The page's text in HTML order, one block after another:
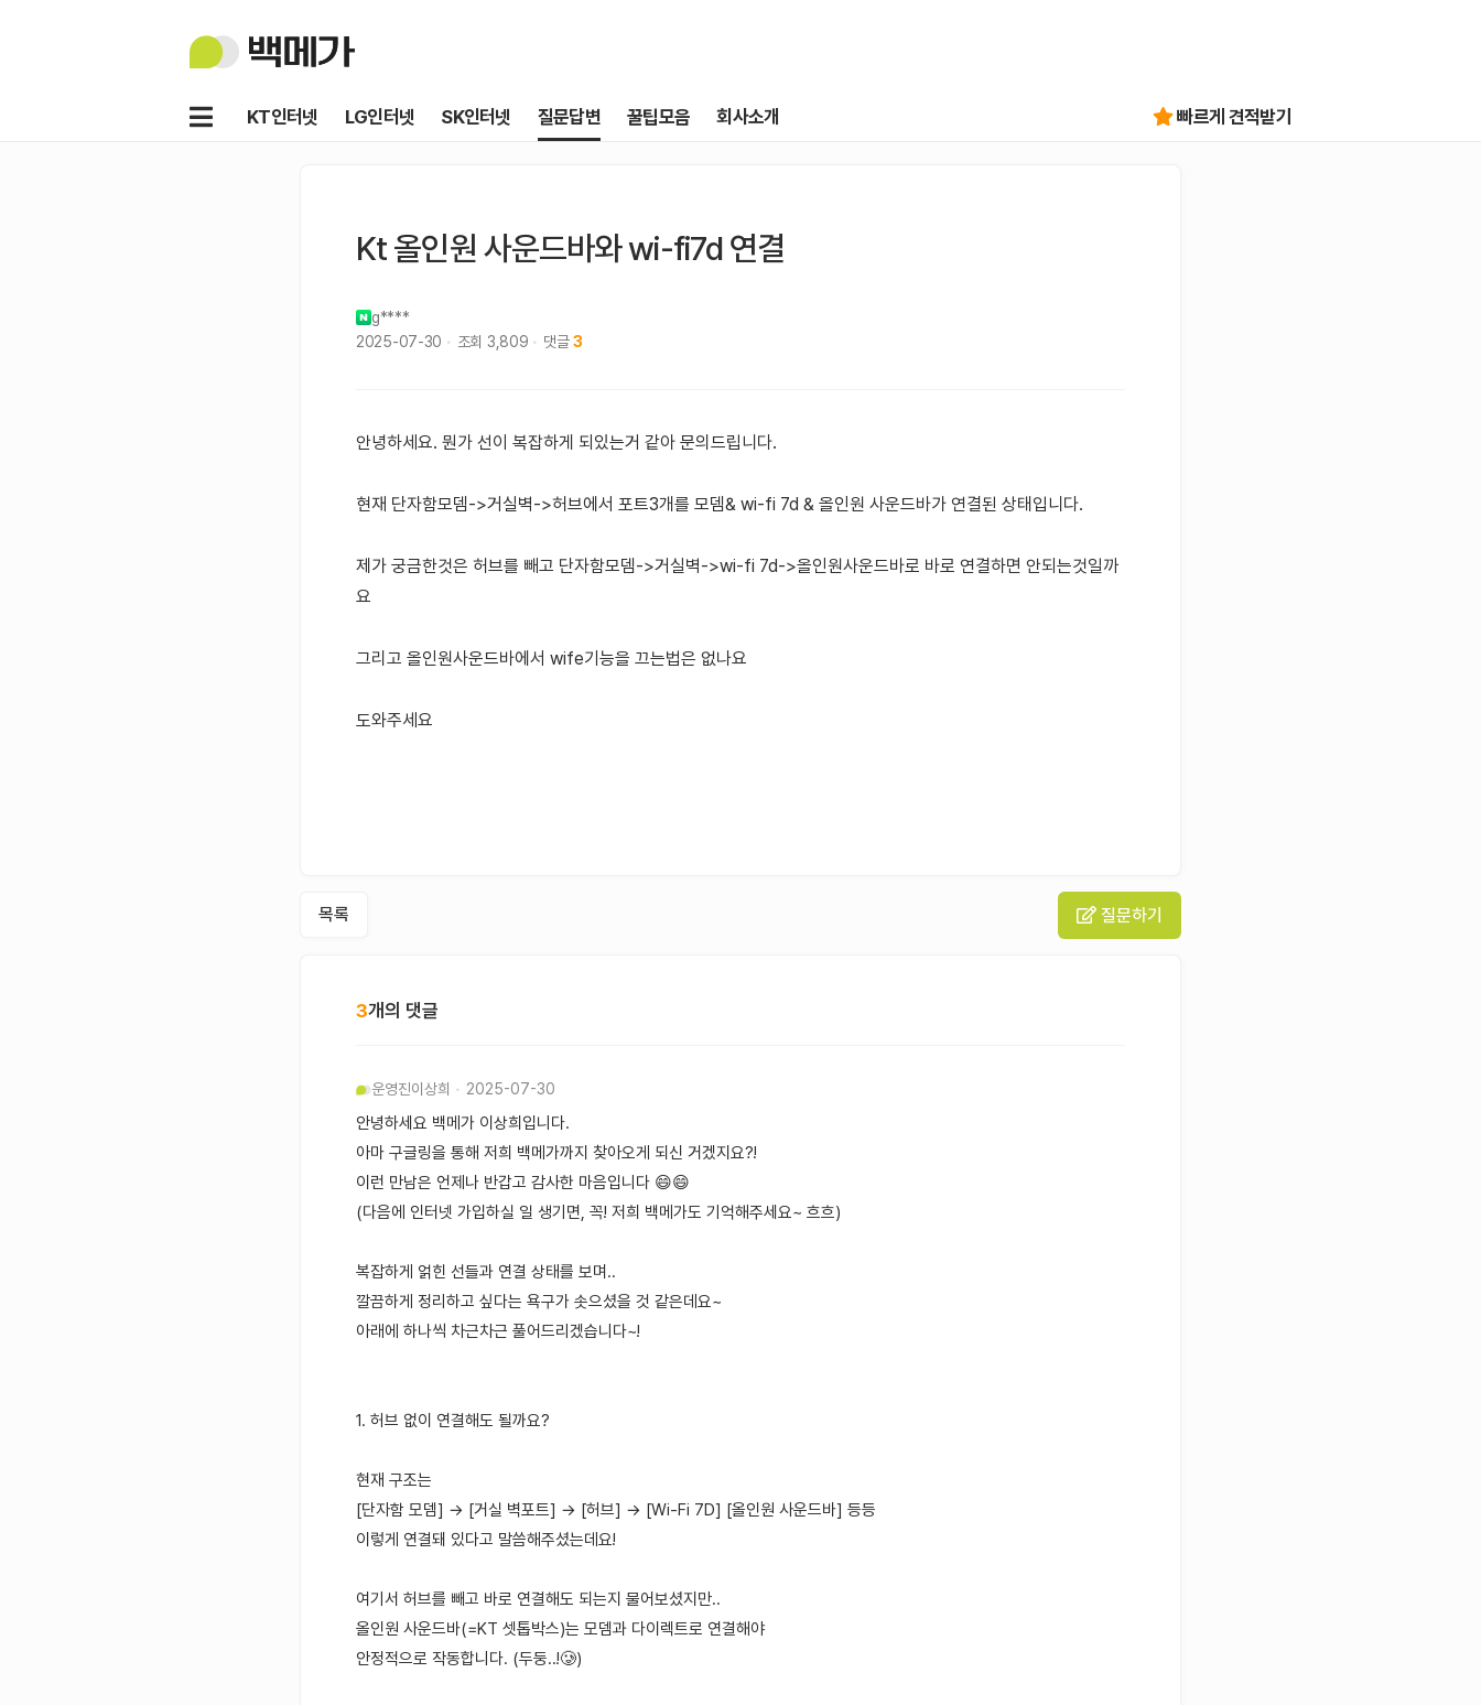
백
KT인터넷
LG인터넷 SK인터넷 질문답변 꿀팁모음 회사소개
메
빠르게 견적받기
Kt 올인원 사운드바와 wi-fi7d 연결
g****
2025-07-30
조회 3,809 댓글 3
안녕하세요. 뭔가 선이 복잡하게 되있는거 같아 문의드립니다.
현재 단자함모뎀->거실벽->허브에서 포트3개를 모뎀& wi-fi 7d & 올인원 사운드바가 연결된 상태입니다.
제가 궁금한것은 허브를 빼고 단자함모뎀->거실벽->wi-fi 7d->올인원사운드바로 바로 연결하면 안되는것일까
요
그리고 올인원사운드바에서 wife기능을 끄는법은 없나요
도와주세요
목록 질문하기
3개의 댓글
운영진이상희 2025-07-30
안녕하세요 백메가 이상희입니다.
아마 구글링을 통해 저희 백메가까지 찾아오게 되신 거겠지요?!
이런 만남은 언제나 반갑고 감사한 마음입니다 😄😄
(다음에 인터넷 가입하실 일 생기면, 꼭! 저희 백메가도 기억해주세요~ 흐흐)
복잡하게 얽힌 선들과 연결 상태를 보며..
깔끔하게 정리하고 싶다는 욕구가 솟으셨을 것 같은데요~
아래에 하나씩 차근차근 풀어드리겠습니다~!
1. 허브 없이 연결해도 될까요?
현재 구조는
[단자함 모뎀] → [거실 벽포트] → [허브] → [Wi-Fi 7D] [올인원 사운드바] 등등
이렇게 연결돼 있다고 말씀해주셨는데요!
여기서 허브를 빼고 바로 연결해도 되는지 물어보셨지만..
올인원 사운드바(=KT 셋톱박스)는 모뎀과 다이렉트로 연결해야
안정적으로 작동합니다. (두둥..!🥲)